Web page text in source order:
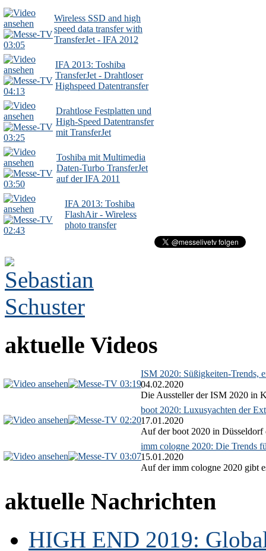
03:05
Wireless SSD and high
speed data transfer with
TransferJet - IFA 2012
04:13
IFA 2013: Toshiba
TransferJet - Drahtloser
Highspeed Datentransfer
03:25
Drahtlose Festplatten und
High-Speed Datentransfer
mit TransferJet
03:50
Toshiba mit Multimedia
Daten-Turbo TransferJet
auf der IFA 2011
02:43
IFA 2013: Toshiba
FlashAir - Wireless
photo transfer
aktuelle Videos
03:19
ISM 2020: Süßigkeiten-Trends,
04.02.2020
Die Aussteller der ISM 2020 in
02:20
boot 2020: Luxusyachten der
17.01.2020
Auf der boot 2020 in Düsseldorf
03:07
imm cologne 2020: Die Trends
15.01.2020
Auf der imm cologne 2020 gibt
aktuelle Nachrichten
HIGH END 2019: